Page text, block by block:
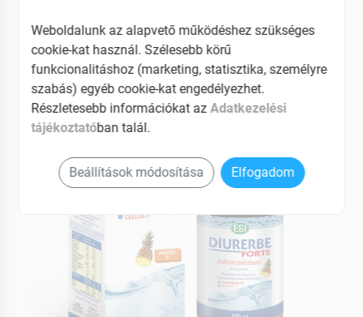
EAN: 8008843011407
Weboldalunk az alapvető működéshez szükséges
cookie-kat használ. Szélesebb körű
funkcionalitáshoz (marketing, statisztika, személyre
szabás) egyéb cookie-kat engedélyezhet.
Részletesebb információkat azAdatkezelési
tájékoztatóban talál.
Beállítások módosítása Elfogadom